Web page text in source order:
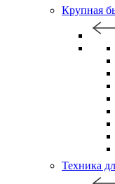
Крупная
Техника